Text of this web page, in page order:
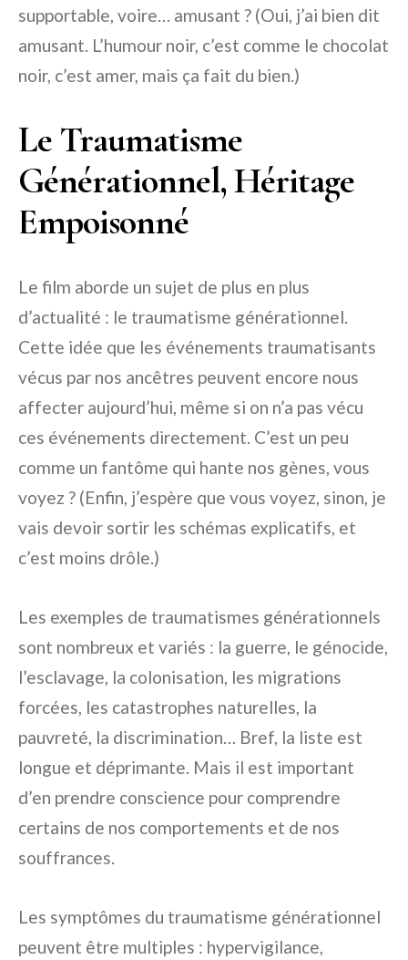
supportable, voire… amusant ? (Oui, j’ai bien dit
amusant. L’humour noir, c’est comme le chocolat
noir, c’est amer, mais ça fait du bien.)
Le Traumatisme
Générationnel, Héritage
Empoisonné
Le film aborde un sujet de plus en plus
d’actualité : le traumatisme générationnel.
Cette idée que les événements traumatisants
vécus par nos ancêtres peuvent encore nous
affecter aujourd’hui, même si on n’a pas vécu
ces événements directement. C’est un peu
comme un fantôme qui hante nos gènes, vous
voyez ? (Enfin, j’espère que vous voyez, sinon, je
vais devoir sortir les schémas explicatifs, et
c’est moins drôle.)
Les exemples de traumatismes générationnels
sont nombreux et variés : la guerre, le génocide,
l’esclavage, la colonisation, les migrations
forcées, les catastrophes naturelles, la
pauvreté, la discrimination… Bref, la liste est
longue et déprimante. Mais il est important
d’en prendre conscience pour comprendre
certains de nos comportements et de nos
souffrances.
Les symptômes du traumatisme générationnel
peuvent être multiples : hypervigilance,